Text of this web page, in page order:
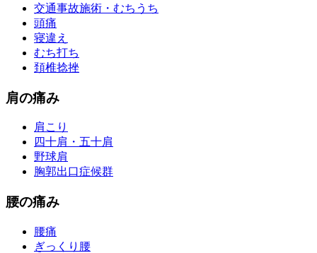
交通事故施術・むちうち
頭痛
寝違え
むち打ち
頚椎捻挫
肩の痛み
肩こり
四十肩・五十肩
野球肩
胸郭出口症候群
腰の痛み
腰痛
ぎっくり腰